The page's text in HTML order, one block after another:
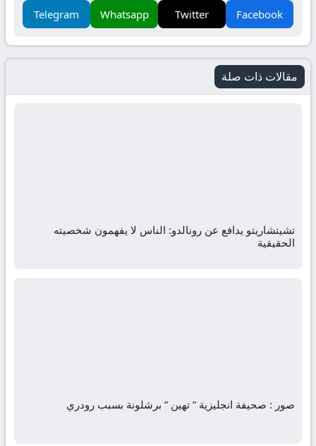
Facebook
Twitter
Whatsapp
Telegram
مقالات ذات صلة
تشيتشاريتو يدافع عن رونالدو: الناس لا يفهمون شخصيته
الحقيقية
صور : صحيفة انجليزية ” تهين ” برشلونة بسبب رودري